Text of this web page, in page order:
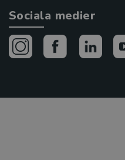
Sociala medier